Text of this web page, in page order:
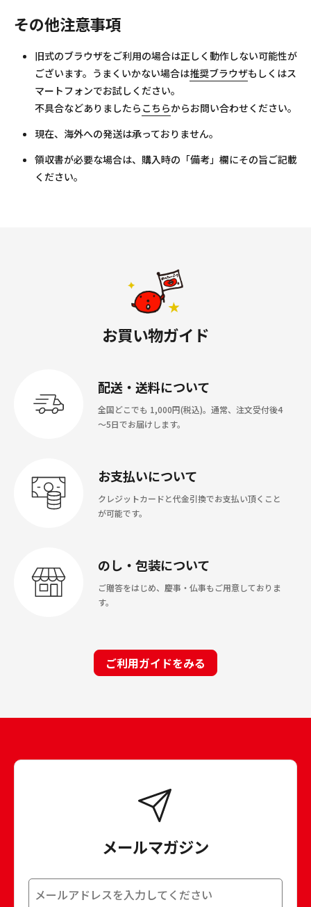
その他注意事項
旧式のブラウザをご利用の場合は正しく動作しない可能性が
ございます。うまくいかない場合は推奨ブラウザもしくはス
マートフォンでお試しください。
不具合などありましたら こちらからお問い合わせください。
現在、海外への発送は承っておりません。
領収書が必要な場合は、購入時の「備考」欄にその旨ご記載
ください。
お買い物ガイド
配送・送料について
全国どこでも 1,000円(税込)。通常、注文受付後4
～5日でお届けします。
お支払いについて
クレジットカードと代金引換でお支払い頂くこと
が可能です。
のし・包装について
ご贈答をはじめ、慶事・仏事もご用意しておりま
す。
ご利用ガイドをみる
メールマガジン